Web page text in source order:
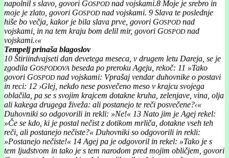
napolnil s slavo, govori GOSPODnad vojskami.8 Moje je srebro in
moje je zlato, govori GOSPODnad vojskami. 9 Slava te poslednje
hiše bo večja, kakor je bila slava prve, govori GOSPODnad
vojskami, in na tem kraju bom delil mir, govori GOSPODnad
vojskami.‹«
Tempelj prinaša blagoslov
10 Štiriindvajseti dan devetega meseca, v drugem letu Dareja, se je
zgodila GOSPODOVA beseda po preroku Ageju, rekoč: 11 »Tako
govori GOSPODnad vojskami: Vprašaj vendar duhovnike o postavi
in reci: 12 ›Glej, nekdo nese posvečeno meso v krajcu svojega
oblačila, pa se s svojim krajcem dotakne kruha, zelenjave, vina, olja
ali kakega drugega živeža: ali postanejo te reči posvečene?‹«
Duhovniki so odgovorili in rekli: »Ne!« 13 Nato jim je Agej rekel:
»Če se kdo, ki je postal nečist z dotikom mrliča, dotakne vseh teh
reči, ali postanejo nečiste?« Duhovniki so odgovorili in rekli:
»Postanejo nečiste!« 14 Agej pa je odgovoril in rekel: »Tako je s
tem ljudstvom in tako je s tem narodom pred mojim obličjem, govori